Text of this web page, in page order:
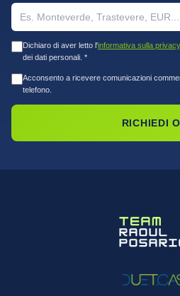
Dichiaro di aver letto l'informativa sulla privacy
dei dati personali. *
Acconsento a ricevere comunicazioni
telefono.
RICHIEDI